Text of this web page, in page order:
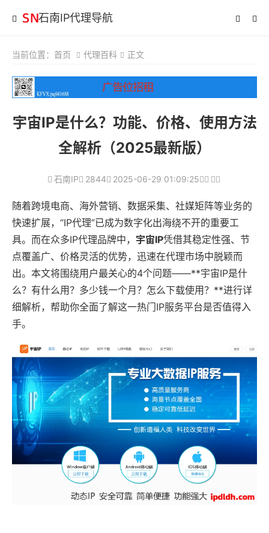
石南IP代理导航
当前位置： 首页 代理百科 正文
宇宙IP是什么？功能、价格、使用方法
全解析（2025最新版）
石南IP 2844 2025-06-29 01:09:25
随着跨境电商、海外营销、数据采集、社媒矩阵等业务的
快速扩展，“IP代理”已成为数字化出海绕不开的重要工
具。而在众多IP代理品牌中， 宇宙IP凭借其稳定性强、节
点覆盖广、价格灵活的优势，迅速在代理市场中脱颖而
出。本文将围绕用户最关心的4个问题——**宇宙IP是什
么？有什么用？多少钱一个月？怎么下载使用？**进行详
细解析，帮助你全面了解这一热门IP服务平台是否值得入
手。